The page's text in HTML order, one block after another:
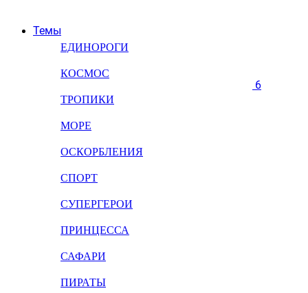
Темы
ЕДИНОРОГИ
КОСМОС
ТРОПИКИ
МОРЕ
ОСКОРБЛЕНИЯ
СПОРТ
СУПЕРГЕРОИ
ПРИНЦЕССА
САФАРИ
ПИРАТЫ
6